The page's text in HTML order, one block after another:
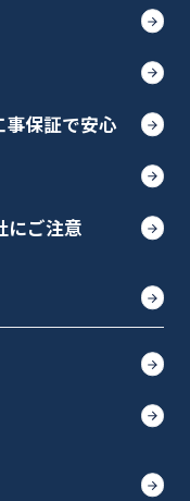
保証で安心
にご注意